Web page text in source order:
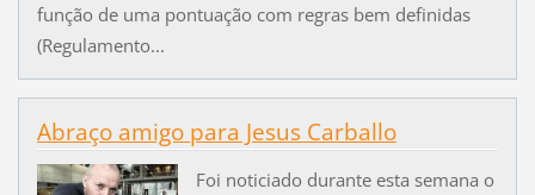
função de uma pontuação com regras bem definidas
(Regulamento...
Abraço amigo para Jesus Carballo
Foi noticiado durante esta semana o